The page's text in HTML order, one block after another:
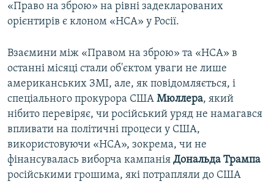
«Право на зброю» на рівні задекларованих
орієнтирів є клоном «НСА» у Росії.
Взаємини між «Правом на зброю» та «НСА» в
останні місяці стали об'єктом уваги не лише
американських ЗМІ, але, як повідомляється, і
спеціального прокурора США Мюллера, який
нібито перевіряє, чи російський уряд не намагався
впливати на політичні процеси у США,
використовуючи «НСА», зокрема, чи не
фінансувалась виборча кампанія Дональда Трампа
російськими грошима, які потрапляли до США